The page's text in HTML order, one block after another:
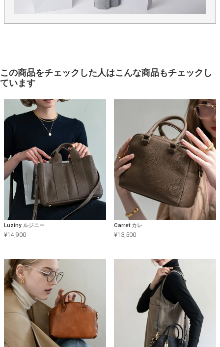
この商品をチェックした人はこんな商品もチェックし
ています
Luziny ルジニー
¥14,900
Carret カレ
¥13,500